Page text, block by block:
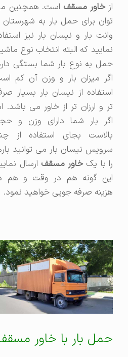
خاور مسقفاست. همچنین می
توان برای حمل بار به شهرستان از
وانت بار و نیسان بار نیز استفاده
نمایید که البته انتخاب نوع ماشین
حمل به نوع بار شما بستگی دارد.
اگر میزان بار و وزن آن کم است
استفاده از نیسان بار بسیار صرفه
تر و ارزان تر از خاور می باشد. اما
اگر بار شما دارای وزن و حجم
بالاست بجای استفاده از چند
سرویس نیسان بار می توانید بارها
را با یک خاور مسقفارسال نمایید
این گونه هم در وقت و هم در
هزینه صرفه جویی خواهید نمود.
حمل بار با خاور مسقف